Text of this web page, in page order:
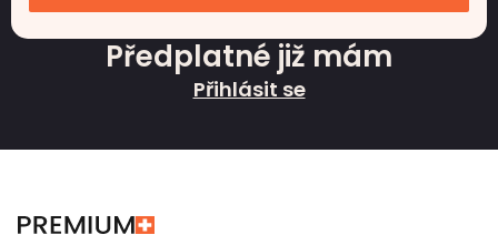
Předplatné již mám
Přihlásit se